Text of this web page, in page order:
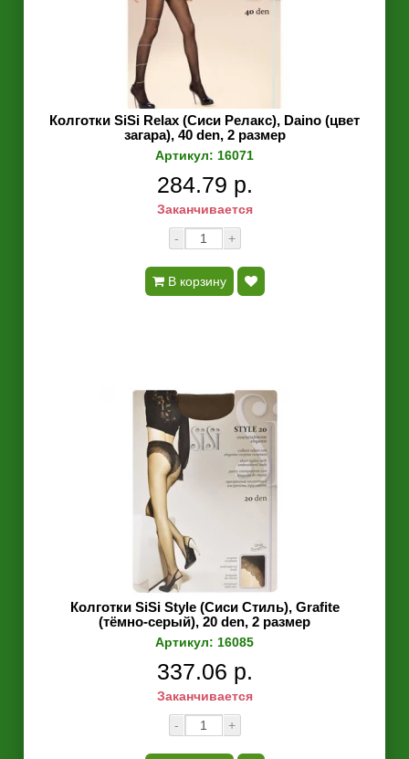
Колготки SiSi Relax (Сиси Релакс), Daino (цвет
загара), 40 den, 2 размер
Артикул: 16071
284.79 р.
Заканчивается
-
+
В корзину
Колготки SiSi Style (Сиси Стиль), Grafite
(тёмно-серый), 20 den, 2 размер
Артикул: 16085
337.06 р.
Заканчивается
-
+